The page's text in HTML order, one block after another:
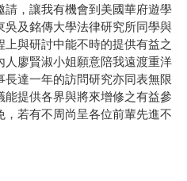
，讓我有機會到美國華府遊學
及銘傳大學法律研究所同學與
與研討中能不時的提供有益之
廖賢淑小姐願意陪我遠渡重洋
達一年的訪問研究亦同表無限
提供各界與將來增修之有益參
若有不周尚呈各位前輩先進不